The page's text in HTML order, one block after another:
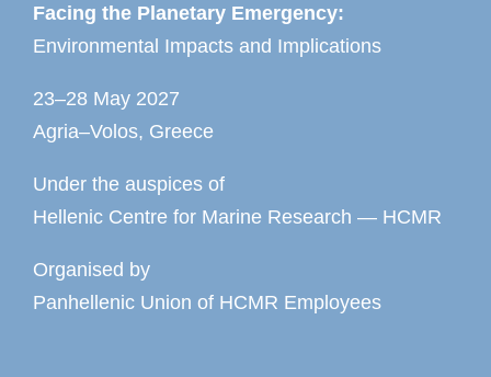
Facing the Planetary Emergency:
Environmental Impacts and Implications
23–28 May 2027
Agria–Volos, Greece
Under the auspices of
Hellenic Centre for Marine Research — HCMR
Organised by
Panhellenic Union of HCMR Employees